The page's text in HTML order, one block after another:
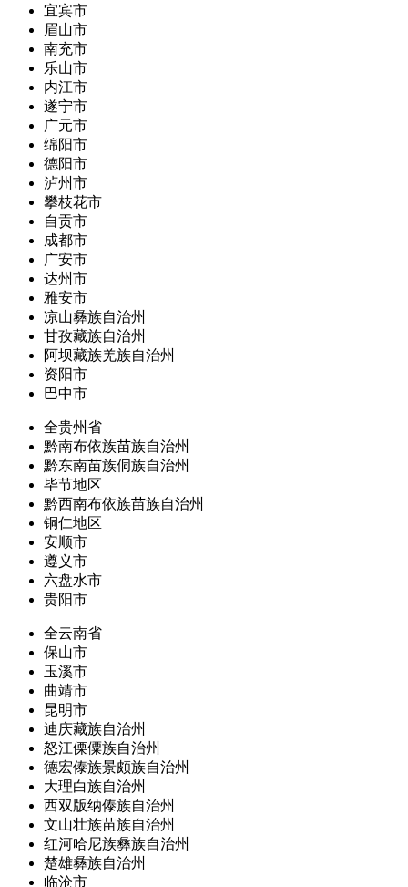
宜宾市
眉山市
南充市
乐山市
内江市
遂宁市
广元市
绵阳市
德阳市
泸州市
攀枝花市
自贡市
成都市
广安市
达州市
雅安市
凉山彝族自治州
甘孜藏族自治州
阿坝藏族羌族自治州
资阳市
巴中市
全贵州省
黔南布依族苗族自治州
黔东南苗族侗族自治州
毕节地区
黔西南布依族苗族自治州
铜仁地区
安顺市
遵义市
六盘水市
贵阳市
全云南省
保山市
玉溪市
曲靖市
昆明市
迪庆藏族自治州
怒江傈僳族自治州
德宏傣族景颇族自治州
大理白族自治州
西双版纳傣族自治州
文山壮族苗族自治州
红河哈尼族彝族自治州
楚雄彝族自治州
临沧市